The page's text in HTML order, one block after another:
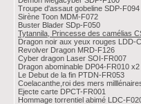
Troupe d'assaut gobeline SDP-F094
Sirène Toon MDM-F072
Buster Blader SDp-F050
Tytannila, Princesse des camélias
Dragon noir aux yeux rouges LDD-
Revolver Dragon MRD-F126
Cyber dragon Laser SOI-FR007
Dragon abominable DP04-FR010
Le Debut de la fin PTDN-FR053
Coelacanthe,roi des mers
Ejecte carte DPCT-FR001
Hommage torrentiel abimé LDC-